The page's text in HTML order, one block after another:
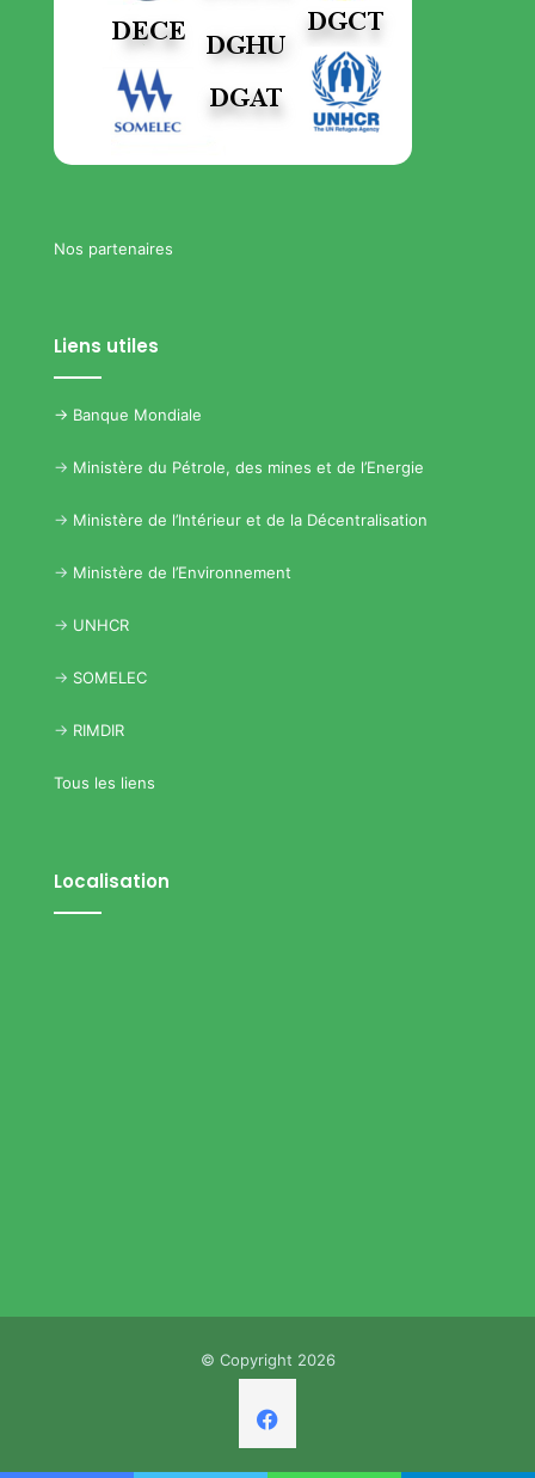
Nos partenaires
Liens utiles
-> Banque Mondiale
-> Ministère du Pétrole, des mines et de l’Energie
-> Ministère de l’Intérieur et de la Décentralisation
-> Ministère de l’Environnement
-> UNHCR
-> SOMELEC
-> RIMDIR
Tous les liens
Localisation
© Copyright 2026